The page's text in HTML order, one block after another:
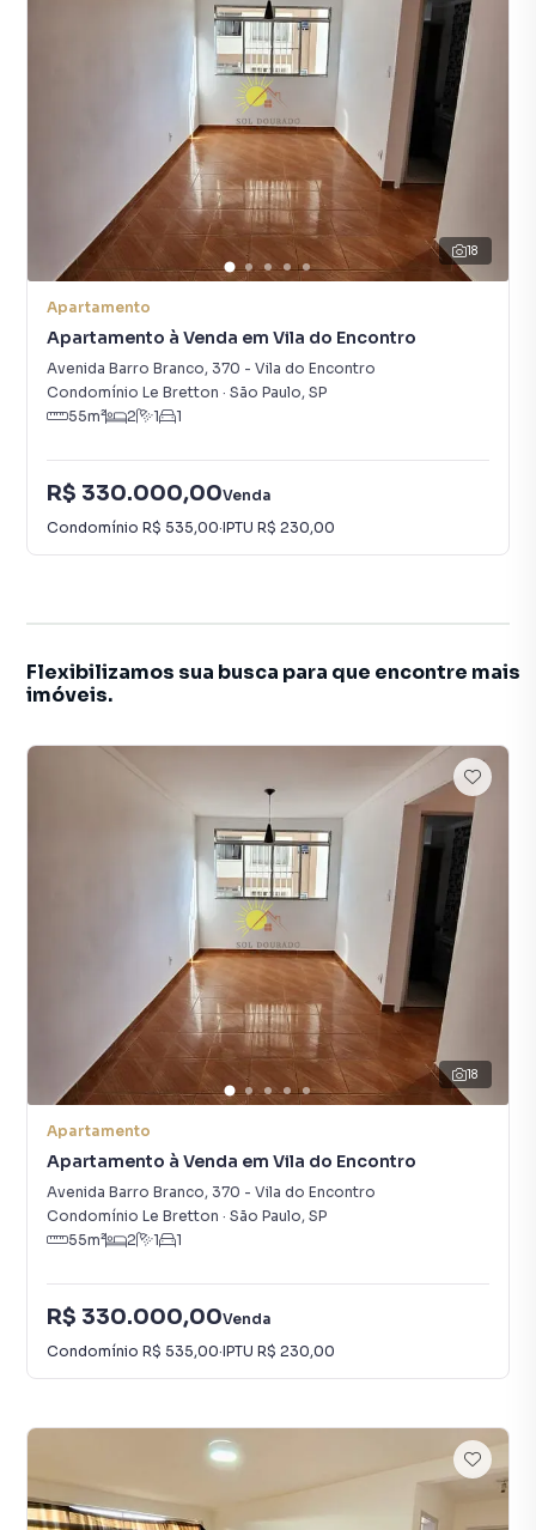
18
Apartamento
Apartamento à Venda em Vila do Encontro
Avenida Barro Branco, 370 - Vila do Encontro
Condomínio Le Bretton · São Paulo, SP
55m² 2 1 1
R$ 330.000,00Venda
Condomínio R$ 535,00·IPTU R$ 230,00
Flexibilizamos sua busca para que encontre mais
imóveis.
18
Apartamento
Apartamento à Venda em Vila do Encontro
Avenida Barro Branco, 370 - Vila do Encontro
Condomínio Le Bretton · São Paulo, SP
55m² 2 1 1
R$ 330.000,00Venda
Condomínio R$ 535,00·IPTU R$ 230,00